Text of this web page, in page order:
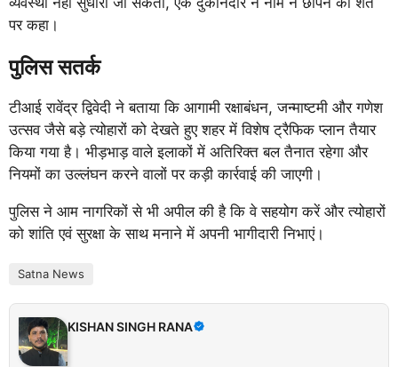
पर कहा।
पुलिस सतर्क
टीआई रावेंद्र द्विवेदी ने बताया कि आगामी रक्षाबंधन, जन्माष्टमी और गणेश
उत्सव जैसे बड़े त्योहारों को देखते हुए शहर में विशेष ट्रैफिक प्लान तैयार
किया गया है। भीड़भाड़ वाले इलाकों में अतिरिक्त बल तैनात रहेगा और
नियमों का उल्लंघन करने वालों पर कड़ी कार्रवाई की जाएगी।
पुलिस ने आम नागरिकों से भी अपील की है कि वे सहयोग करें और त्योहारों
को शांति एवं सुरक्षा के साथ मनाने में अपनी भागीदारी निभाएं।
Satna News
KISHAN SINGH RANA